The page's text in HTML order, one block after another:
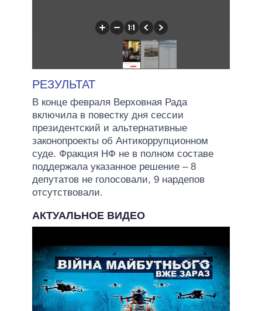
РЕЗУЛЬТАТ
В конце февраля Верховная Рада
включила в повестку дня сессии
президентский и альтернативные
законопроекты об Антикоррупционном
суде. Фракция НФ не в полном составе
поддержала указанное решение – 8
депутатов не голосовали, 9 нардепов
отсутствовали.
АКТУАЛЬНОЕ ВИДЕО